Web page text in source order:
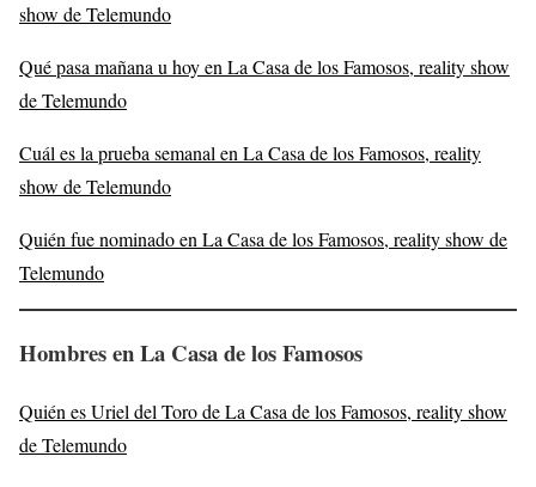
show de Telemundo
Qué pasa mañana u hoy en La Casa de los Famosos, reality show
de Telemundo
Cuál es la prueba semanal en La Casa de los Famosos, reality
show de Telemundo
Quién fue nominado en La Casa de los Famosos, reality show de
Telemundo
Hombres en La Casa de los Famosos
Quién es Uriel del Toro de La Casa de los Famosos, reality show
de Telemundo